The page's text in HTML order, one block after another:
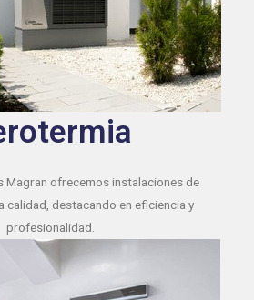
Magran ofrecemos instalaciones de
calidad, destacando en eficiencia y
profesionalidad.